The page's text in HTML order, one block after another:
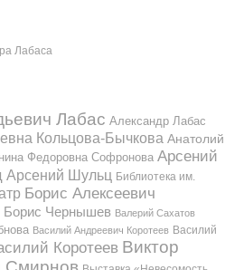
Лабаса
Лабас Александр Лабас
Кольцова-Бычкова Анатолий
Федоровна Софронова Арсений
Арсений Шульц Библиотека им.
Борис Алексеевич
Борис Чернышев Валерий Сахатов
Василий Андреевич Коротеев Василий
Коротеев Виктор